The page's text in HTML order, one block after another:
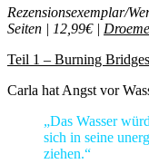
Rezensionsexemplar/
Seiten | 12,99€ |
Teil 1 – Burning Bridges
Carla hat Angst vor
„Das Wasser
sich in seine
ziehen.“